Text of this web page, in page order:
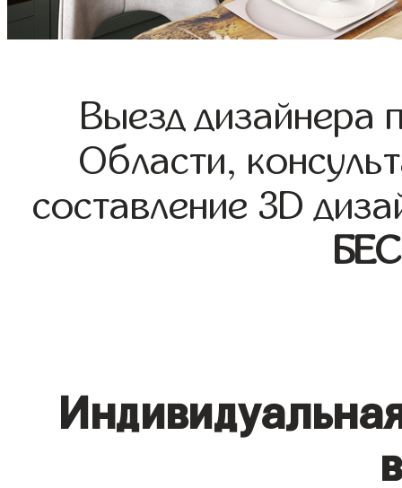
Выезд дизайнера
Области,
составление 3D